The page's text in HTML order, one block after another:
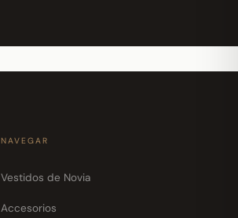
NAVEGAR
Vestidos de Novia
Accesorios